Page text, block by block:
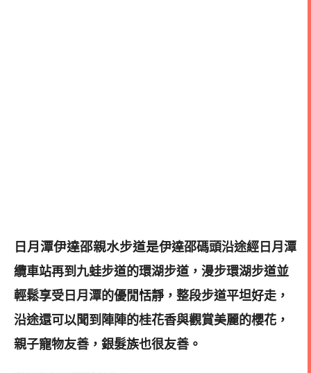
日月潭伊達邵親水步道是伊達邵碼頭沿途經日月潭
纜車站再到九蛙步道的環湖步道，漫步環湖步道並
輕鬆享受日月潭的優閒恬靜，整段步道平坦好走，
沿途還可以聞到陣陣的桂花香與觀賞美麗的櫻花，
親子寵物友善，銀髮族也很友善。